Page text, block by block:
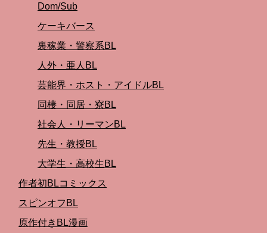
Dom/Sub
ケーキバース
裏稼業・警察系BL
人外・亜人BL
芸能界・ホスト・アイドルBL
同棲・同居・寮BL
社会人・リーマンBL
先生・教授BL
大学生・高校生BL
作者初BLコミックス
スピンオフBL
原作付きBL漫画